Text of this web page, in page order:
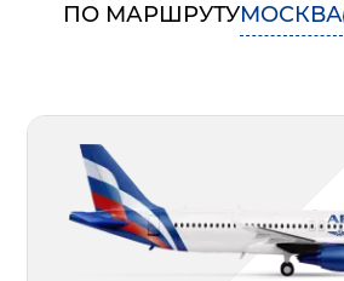
ПО МАРШРУТУМОСКВА